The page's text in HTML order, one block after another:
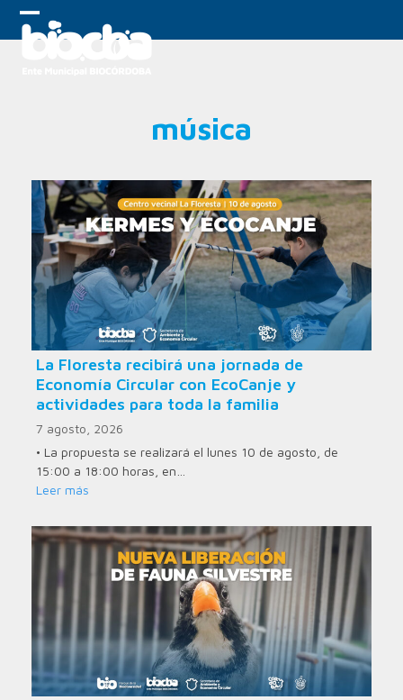
Skip
Open
Close
música
La Floresta recibirá una jornada de
Economía Circular con EcoCanje y
actividades para toda la familia
7 agosto, 2026
• La propuesta se realizará el lunes 10 de agosto, de
15:00 a 18:00 horas, en…
Leer más